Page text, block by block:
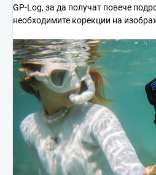
GP-Log, за да получат повече
необходимите корекции на